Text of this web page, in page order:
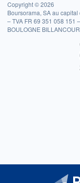
Copyright © 2026
Boursorama, SA au
– TVA FR 69 351 058 151
BOULOGNE